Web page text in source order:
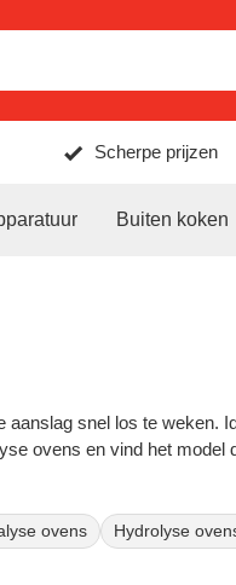
Scherpe prijzen
Buiten koken
snel los te weken.
ovens en vind het model
ovens Hydrolyse